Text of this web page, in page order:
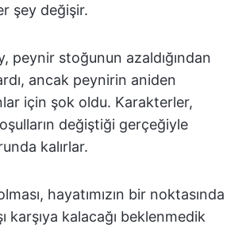
şey değişir.
peynir stoğunun azaldığından
ancak peynirin aniden
için şok oldu. Karakterler,
değiştiği gerçeğiyle
kalırlar.
hayatımızın bir noktasında
karşıya kalacağı beklenmedik